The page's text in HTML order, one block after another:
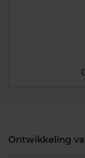
Ontwikkeling